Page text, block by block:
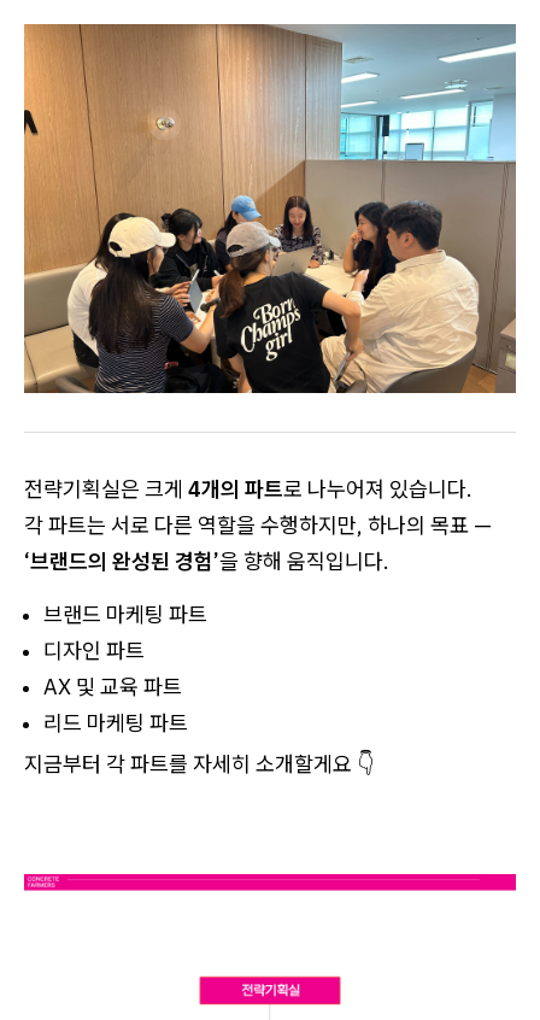
전략기획실은 크게 4개의 파트로 나누어져 있습니다.
각 파트는 서로 다른 역할을 수행하지만, 하나의 목표 —
‘브랜드의 완성된 경험’을 향해 움직입니다.
브랜드 마케팅 파트
디자인 파트
AX 및 교육 파트
리드 마케팅 파트
지금부터 각 파트를 자세히 소개할게요 👇